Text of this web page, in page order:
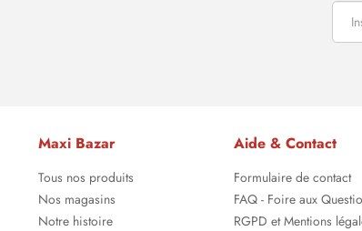
Maxi Bazar
Tous nos produits
Nos magasins
Notre histoire
Aide & Contact
Formulaire de contact
FAQ - Foire aux
RGPD et Mentions